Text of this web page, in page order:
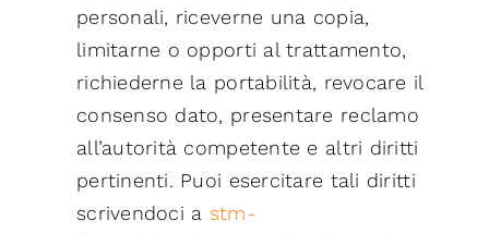
personali, riceverne una copia,
limitarne o opporti al trattamento,
richiederne la portabilità, revocare il
consenso dato, presentare reclamo
all’autorità competente e altri diritti
pertinenti. Puoi esercitare tali diritti
scrivendoci a stm-